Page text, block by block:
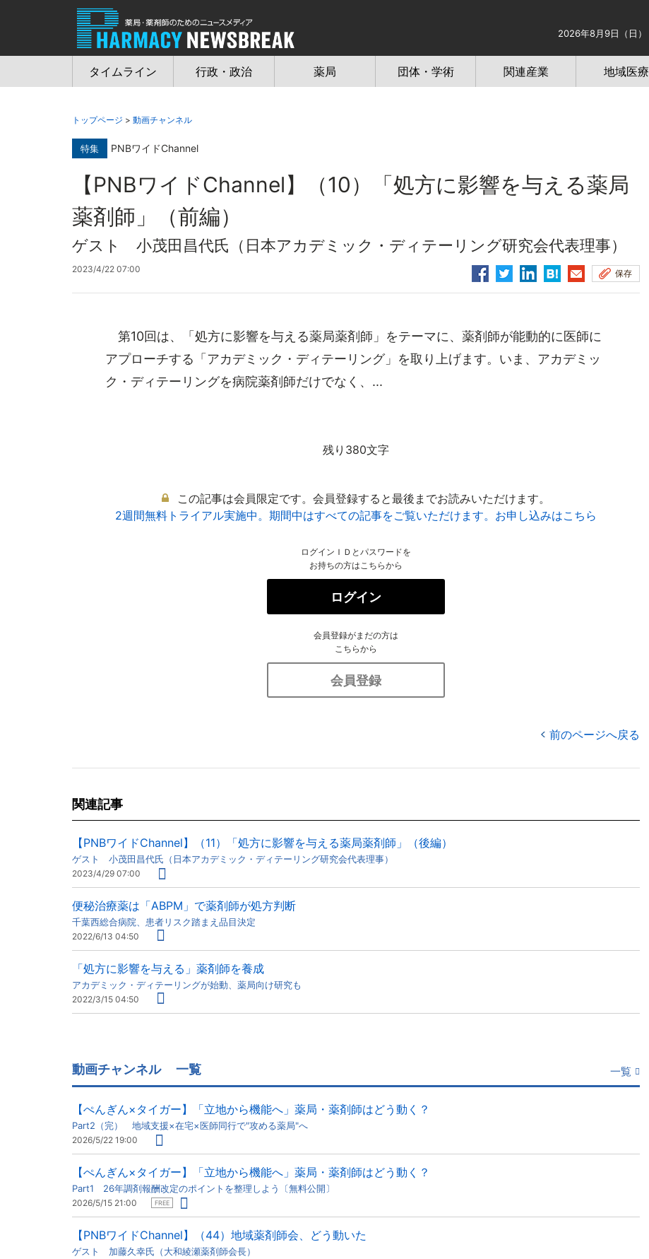
2026年8月9日（日）
タイムライン 行政・政治 薬局 団体・学術 関連産業 地域医療
トップページ > 動画チャンネル
特集 PNBワイドChannel
【PNBワイドChannel】（10）「処方に影響を与える薬局
薬剤師」（前編）
ゲスト 小茂田昌代氏（日本アカデミック・ディテーリング研究会代表理事）
2023/4/22 07:00 保存
第10回は、「処方に影響を与える薬局薬剤師」をテーマに、薬剤師が能動的に医師に
アプローチする「アカデミック・ディテーリング」を取り上げます。いま、アカデミッ
ク・ディテーリングを病院薬剤師だけでなく、...
残り380文字
この記事は会員限定です。会員登録すると最後までお読みいただけます。
2週間無料トライアル実施中。期間中はすべての記事をご覧いただけます。お申し込みはこちら
ログインＩＤとパスワードを
お持ちの方はこちらから
ログイン
会員登録がまだの方は
こちらから
会員登録
前のページへ戻る
関連記事
【PNBワイドChannel】（11）「処方に影響を与える薬局薬剤師」（後編）
ゲスト 小茂田昌代氏（日本アカデミック・ディテーリング研究会代表理事）
2023/4/29 07:00
便秘治療薬は「ABPM」で薬剤師が処方判断
千葉西総合病院、患者リスク踏まえ品目決定
2022/6/13 04:50
「処方に影響を与える」薬剤師を養成
アカデミック・ディテーリングが始動、薬局向け研究も
2022/3/15 04:50
動画チャンネル 一覧 一覧
【ぺんぎん×タイガー】「立地から機能へ」薬局・薬剤師はどう動く？
Part2（完） 地域支援×在宅×医師同行で"攻める薬局"へ
2026/5/22 19:00
【ぺんぎん×タイガー】「立地から機能へ」薬局・薬剤師はどう動く？
Part1 26年調剤報酬改定のポイントを整理しよう〔無料公開〕
2026/5/15 21:00 FREE
【PNBワイドChannel】（44）地域薬剤師会、どう動いた
ゲスト 加藤久幸氏（大和綾瀬薬剤師会長）